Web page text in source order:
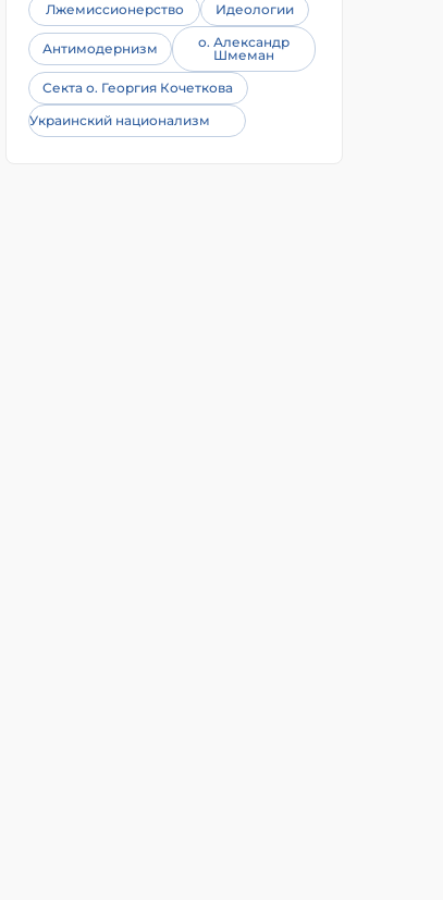
Лжемиссионерство
Идеологии
Антимодернизм
о. Александр
Шмеман
Секта о. Георгия Кочеткова
Украинский национализм